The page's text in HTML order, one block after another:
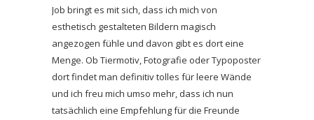
Job bringt es mit sich, dass ich mich von
esthetisch gestalteten Bildern magisch
angezogen fühle und davon gibt es dort eine
Menge. Ob Tiermotiv, Fotografie oder Typoposter
dort findet man definitiv tolles für leere Wände
und ich freu mich umso mehr, dass ich nun
tatsächlich eine Empfehlung für die Freunde